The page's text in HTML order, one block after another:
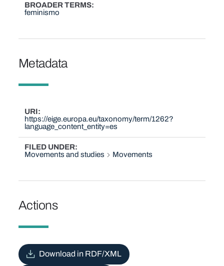
BROADER TERMS
feminismo
Metadata
URI
https://eige.europa.eu/taxonomy/term/1262?
language_content_entity=es
FILED UNDER
Movements and studies
Movements
Actions
Download in RDF/XML